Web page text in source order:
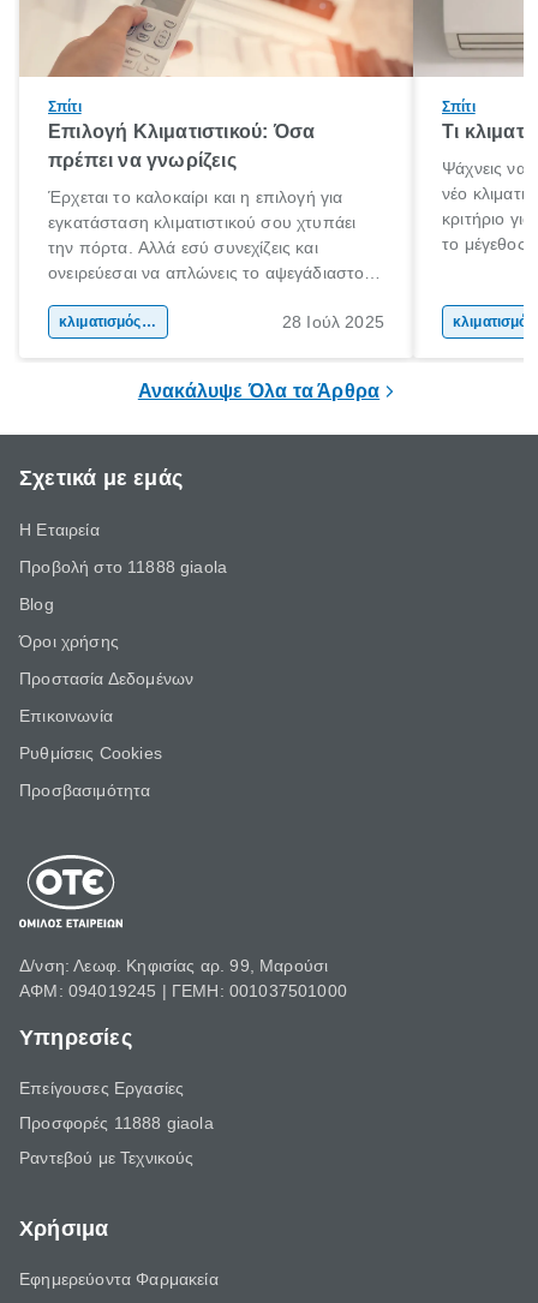
Σπίτι
Επιλογή Κλιματιστικού: Όσα
πρέπει να γνωρίζεις
Έρχεται το καλοκαίρι και η επιλογή για
εγκατάσταση κλιματιστικού σου χτυπάει
την πόρτα. Αλλά εσύ συνεχίζεις και
ονειρεύεσαι να απλώνεις το αψεγάδιαστο
όμως τι γίνεται;
κλιματισμός σπιτιού 28 Ιούλ 2025
Σπίτι
Τι
Ψάχνεις να
νέο
κριτήριο
το μέγεθος
μόνο στις
συσκευής.
Ανακάλυψε Όλα τα Άρθρα
Σχετικά με εμάς
Η Εταιρεία
Προβολή στο 11888 giaola
Blog
Όροι χρήσης
Προστασία Δεδομένων
Επικοινωνία
Ρυθμίσεις Cookies
Προσβασιμότητα
Δ/νση: Λεωφ. Κηφισίας αρ. 99, Μαρούσι
ΑΦΜ: 094019245 | ΓΕΜΗ: 001037501000
Υπηρεσίες
Επείγουσες Εργασίες
Προσφορές 11888 giaola
Ραντεβού με Τεχνικούς
Χρήσιμα
Εφημερεύοντα Φαρμακεία